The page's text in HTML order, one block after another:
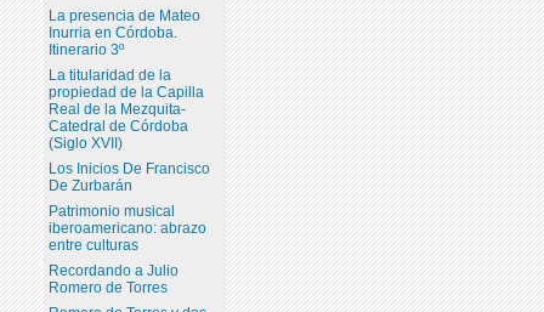
La presencia de Mateo
Inurria en Córdoba.
Itinerario 3º
La titularidad de la
propiedad de la Capilla
Real de la Mezquita-
Catedral de Córdoba
(Siglo XVII)
Los Inicios De Francisco
De Zurbarán
Patrimonio musical
iberoamericano: abrazo
entre culturas
Recordando a Julio
Romero de Torres